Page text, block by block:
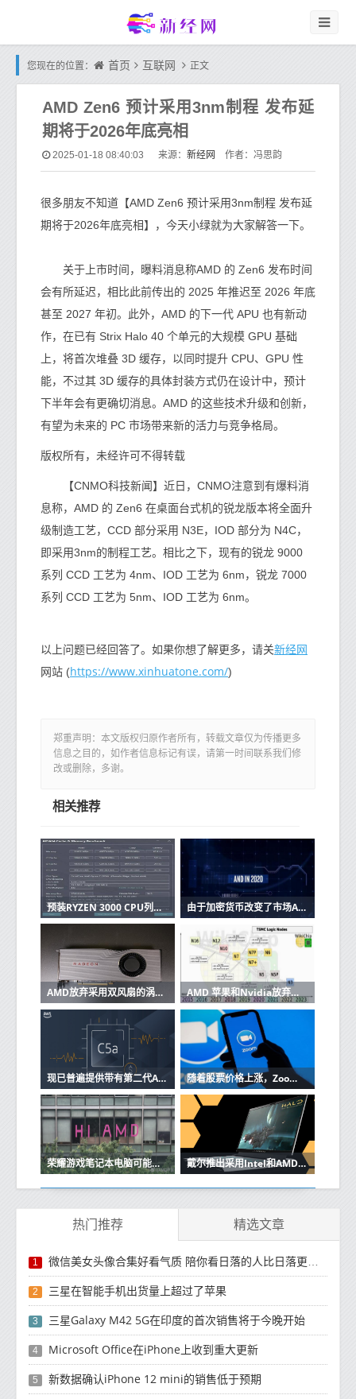
您现在的位置： 首页 互联网 正文
AMD Zen6 预计采用3nm制程 发布延
期将于2026年底亮相
2025-01-18 08:40:03 来源： 新经网 作者：冯思韵
很多朋友不知道【AMD Zen6 预计采用3nm制程 发布延
期将于2026年底亮相】，今天小绿就为大家解答一下。
关于上市时间，曝料消息称AMD 的 Zen6 发布时间
会有所延迟，相比此前传出的 2025 年推迟至 2026 年底
甚至 2027 年初。此外，AMD 的下一代 APU 也有新动
作，在已有 Strix Halo 40 个单元的大规模 GPU 基础
上，将首次堆叠 3D 缓存，以同时提升 CPU、GPU 性
能，不过其 3D 缓存的具体封装方式仍在设计中，预计
下半年会有更确切消息。AMD 的这些技术升级和创新，
有望为未来的 PC 市场带来新的活力与竞争格局。
版权所有，未经许可不得转载
【CNMO科技新闻】近日，CNMO注意到有爆料消
息称，AMD 的 Zen6 在桌面台式机的锐龙版本将全面升
级制造工艺，CCD 部分采用 N3E，IOD 部分为 N4C，
即采用3nm的制程工艺。相比之下，现有的锐龙 9000
系列 CCD 工艺为 4nm、IOD 工艺为 6nm，锐龙 7000
系列 CCD 工艺为 5nm、IOD 工艺为 6nm。
以上问题已经回答了。如果你想了解更多，请关新经网
网站 (https://www.xinhuatone.com/)
郑重声明：本文版权归原作者所有，转载文章仅为传播更多
信息之目的，如作者信息标记有误，请第一时间联系我们修
改或删除，多谢。
相关推荐
预装RYZEN 3000 CPU列表揭示了AMD超频潜力的极限 由于加密货币改变了市场AMD的销量超过了Nvidia显卡
AMD放弃采用双风扇的涡轮冷却RX 6000显卡：更强，更安静 AMD 苹果和Nvidia放弃了华为腾出的台积电产能
现已普遍提供带有第二代AMD EPYC处理器的Amazon EC2 C5a实例 随着股票价格上涨，Zoom现在比AMD和联合利华大得多
荣耀游戏笔记本电脑可能配备AMD芯片组 戴尔推出采用Intel和AMD处理器的新型G系列Alienware游戏笔记本电脑
热门推荐 精选文章
1 微信美女头像合集好看气质 陪你看日落的人比日落更浪漫
2 三星在智能手机出货量上超过了苹果
3 三星Galaxy M42 5G在印度的首次销售将于今晚开始
4 Microsoft Office在iPhone上收到重大更新
5 新数据确认iPhone 12 mini的销售低于预期